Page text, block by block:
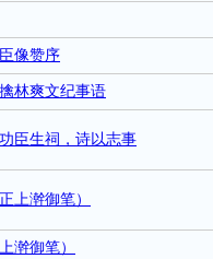
像赞序
林爽文纪事语
臣生祠，诗以志事
上澣御笔）
澣御笔）